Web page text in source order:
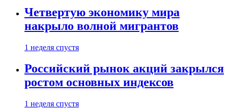
Четвертую экономику мира
накрыло волной мигрантов
1 неделя спустя
Российский рынок акций закрылся
ростом основных индексов
1 неделя спустя